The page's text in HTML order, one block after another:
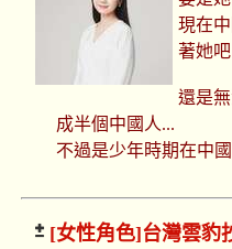
現在
著她吧
還是
成半個中國人...
不過是少年時期在中
[女性角色]台灣雲豹